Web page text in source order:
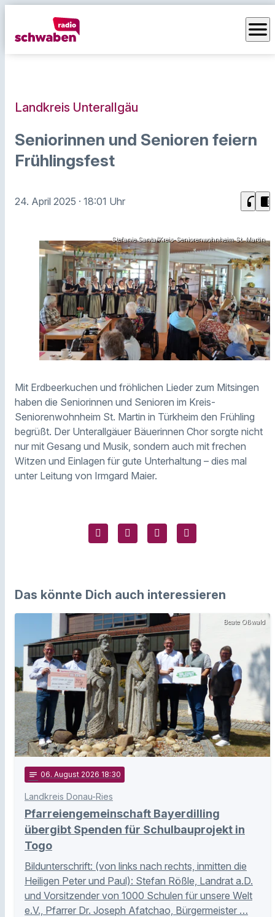
menu
Landkreis Unterallgäu
Seniorinnen und Senioren feiern
Frühlingsfest
24. April 2025 · 18:01 Uhr headphones chrome_reader_mode
Stefanie Santa/Kreis-Seniorenwohnheim St. Martin
Mit Erdbeerkuchen und fröhlichen Lieder zum Mitsingen
haben die Seniorinnen und Senioren im Kreis-
Seniorenwohnheim St. Martin in Türkheim den Frühling
begrüßt. Der Unterallgäuer Bäuerinnen Chor sorgte nicht
nur mit Gesang und Musik, sondern auch mit frechen
Witzen und Einlagen für gute Unterhaltung – dies mal
unter Leitung von Irmgard Maier.
Das könnte Dich auch interessieren
Beate Oßwald
notes 06. August 2026 18:30
Landkreis Donau-Ries
Pfarreiengemeinschaft Bayerdilling
übergibt Spenden für Schulbauprojekt in
Togo
Bildunterschrift: (von links nach rechts, inmitten die
Heiligen Peter und Paul): Stefan Rößle, Landrat a.D.
und Vorsitzender von 1000 Schulen für unsere Welt
e.V., Pfarrer Dr. Joseph Afatchao, Bürgermeister …